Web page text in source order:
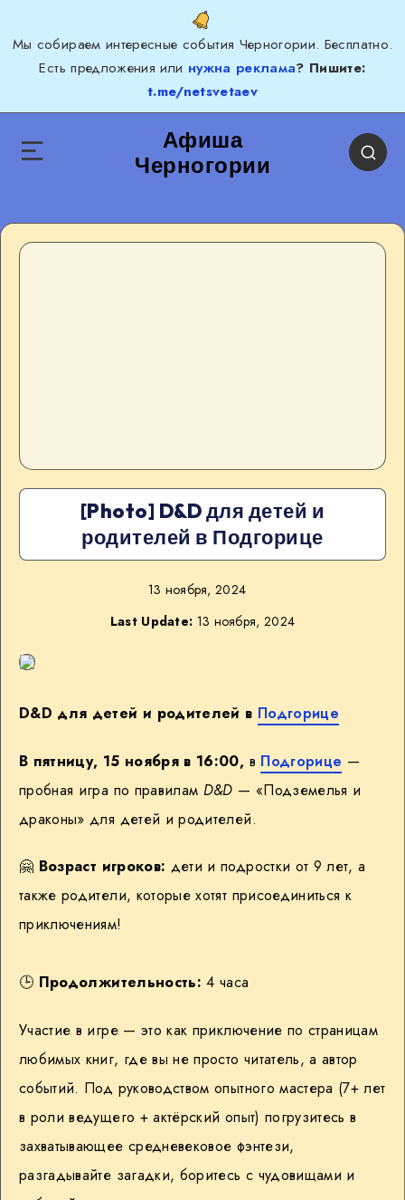
Мы собираем интересные события Черногории. Бесплатно.
Есть предложения или нужна реклама? Пишите:
t.me/netsvetaev
Афиша
Черногории
[Photo] D&D для детей и
родителей в Подгорице
13 ноября, 2024
Last Update: 13 ноября, 2024
D&D для детей и родителей в Подгорице
В пятницу, 15 ноября в 16:00, в Подгорице —
пробная игра по правилам D&D — «Подземелья и
драконы» для детей и родителей.
🤗 Возраст игроков: дети и подростки от 9 лет, а
также родители, которые хотят присоединиться к
приключениям!
🕒 Продолжительность:4 часа
Участие в игре — это как приключение по страницам
любимых книг, где вы не просто читатель, а автор
событий. Под руководством опытного мастера (7+ лет
в роли ведущего + актёрский опыт) погрузитесь в
захватывающее средневековое фэнтези,
разгадывайте загадки, боритесь с чудовищами и